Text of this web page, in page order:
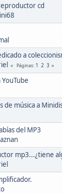
cd
a
Páginas 1 2 3
de música a
del MP3
mp3...¿tiene